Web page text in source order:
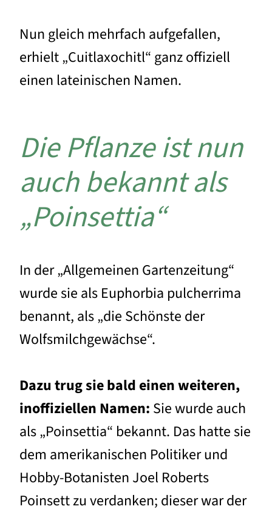
Nun gleich mehrfach aufgefallen,
erhielt „Cuitlaxochitl“ ganz offiziell
einen lateinischen Namen.
Die Pflanze ist nun
auch bekannt als
„Poinsettia“
In der „Allgemeinen Gartenzeitung“
wurde sie als Euphorbia pulcherrima
benannt, als „die Schönste der
Wolfsmilchgewächse“.
Dazu trug sie bald einen weiteren,
inoffiziellen Namen: Sie wurde auch
als „Poinsettia“ bekannt. Das hatte sie
dem amerikanischen Politiker und
Hobby-Botanisten Joel Roberts
Poinsett zu verdanken; dieser war der